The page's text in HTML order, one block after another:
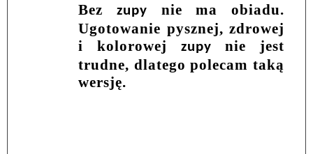
Bez zupy
nie ma obiadu.
Ugotowanie pysznej, zdrowej
i kolorowej zupy
nie jest
trudne, dlatego polecam taką
wersję.